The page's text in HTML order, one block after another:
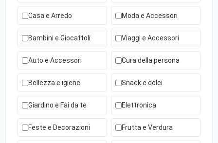
Casa e Arredo Moda e Accessori
Bambini e Giocattoli Viaggi e Accessori
Auto e Accessori Cura della persona
Bellezza e igiene Snack e dolci
Giardino e Fai da te Elettronica
Feste e Decorazioni Frutta e Verdura